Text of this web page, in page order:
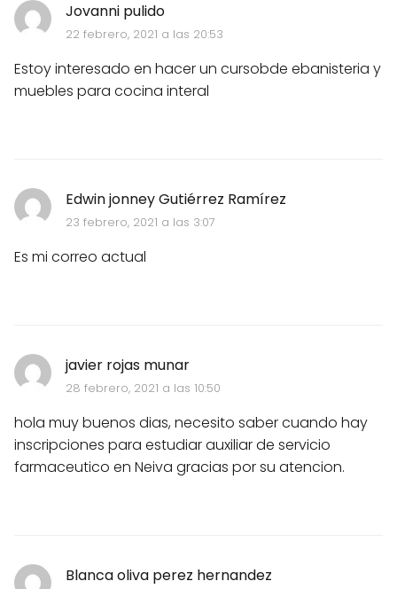
Jovanni pulido
22 febrero, 2021 a las 20:53
Estoy interesado en hacer un cursobde ebanisteria y
muebles para cocina interal
Edwin jonney Gutiérrez Ramírez
23 febrero, 2021 a las 3:07
Es mi correo actual
javier rojas munar
28 febrero, 2021 a las 10:50
hola muy buenos dias, necesito saber cuando hay
inscripciones para estudiar auxiliar de servicio
farmaceutico en Neiva gracias por su atencion.
Blanca oliva perez hernandez